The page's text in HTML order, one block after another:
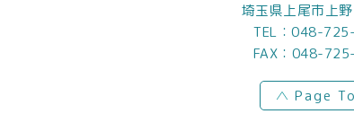
埼玉県上尾市上
TEL： 048-
FAX：048-
Page